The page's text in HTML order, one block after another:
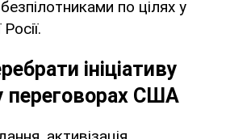
по цілях у
ініціативу
переговорах США